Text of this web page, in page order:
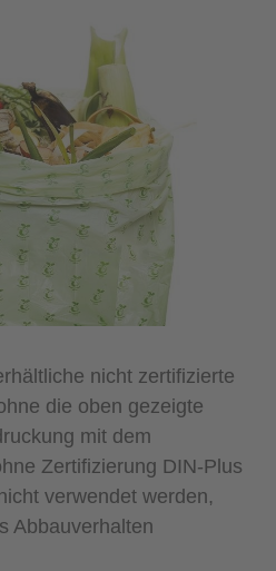
nicht zertifizierte
die oben gezeigte
mit dem
Zertifizierung DIN-Plus
verwendet werden,
Abbauverhalten